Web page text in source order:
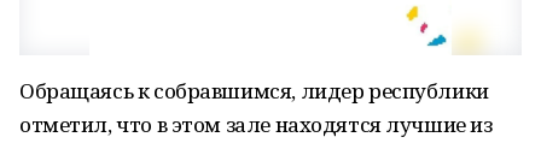
Обращаясь к собравшимся, лидер республики
отметил, что в этом зале находятся лучшие из